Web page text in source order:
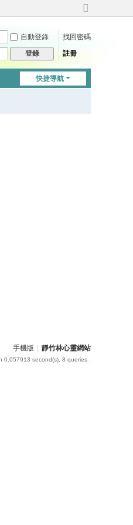
切
到
自動登錄
找回密碼
登錄 註冊
快捷導航
手機版 靜竹林心靈網站
0.057913 second(s), 8 queries .